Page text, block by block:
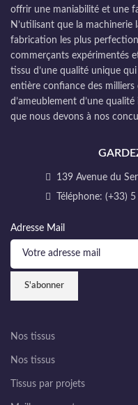
offrir une maniabilité et une
N’utilisant que la
fabrication les plus
commerçants expérimentés
tissu d’une qualité unique
entière confiance des milliers
d’ameublement d’une
que nous devons à nos
139 Avenue du
Téléphone: (+33)
Adresse Mail
Nos tissus
Nos tissus
Tissus par projets